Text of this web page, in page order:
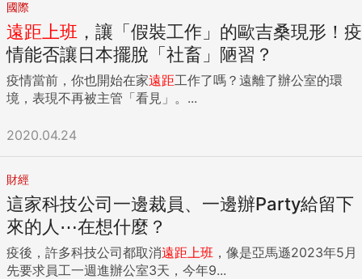
國際
遠距 上班 ，讓「假裝工作」的歐吉桑現形！疫
情能否讓日本擺脫「社畜」陋習？
疫情當前，你也開始在家遠距工作了嗎？遠離了辦公室的環
境，表現不再被主管「看見」。...
2020.04.24
財經
這家科技公司一邊裁員、一邊辦Party給留下
來的人⋯在想什麼？
疫後，許多科技公司都取消遠距 上班 ，像是亞馬遜2023年5月
先要求員工一週進辦公室3天，今年9...